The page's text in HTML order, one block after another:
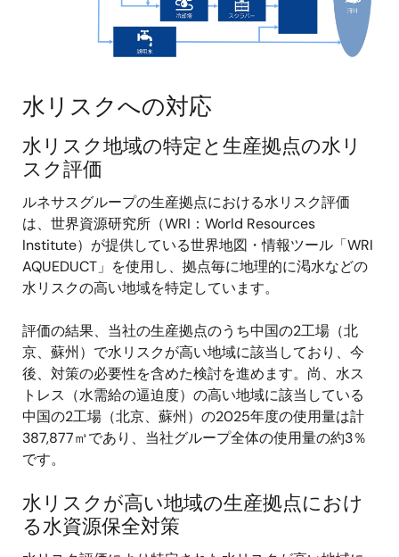
水リスクへの対応
水リスク地域の特定と生産拠点の水リ
スク評価
ルネサスグループの生産拠点における水リスク評価
は、世界資源研究所（WRI：World Resources
Institute）が提供している世界地図・情報ツール「WRI
AQUEDUCT」を使用し、拠点毎に地理的に渇水などの
水リスクの高い地域を特定しています。
評価の結果、当社の生産拠点のうち中国の2工場（北
京、蘇州）で水リスクが高い地域に該当しており、今
後、対策の必要性を含めた検討を進めます。尚、水ス
トレス（水需給の逼迫度）の高い地域に該当している
中国の2工場（北京、蘇州）の2025年度の使用量は計
387,877㎥であり、当社グループ全体の使用量の約3％
です。
水リスクが高い地域の生産拠点におけ
る水資源保全対策